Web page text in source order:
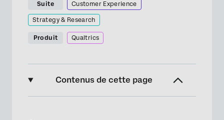
Suite Customer Experience
Strategy & Research
Produit Qualtrics
Contenus de cette page